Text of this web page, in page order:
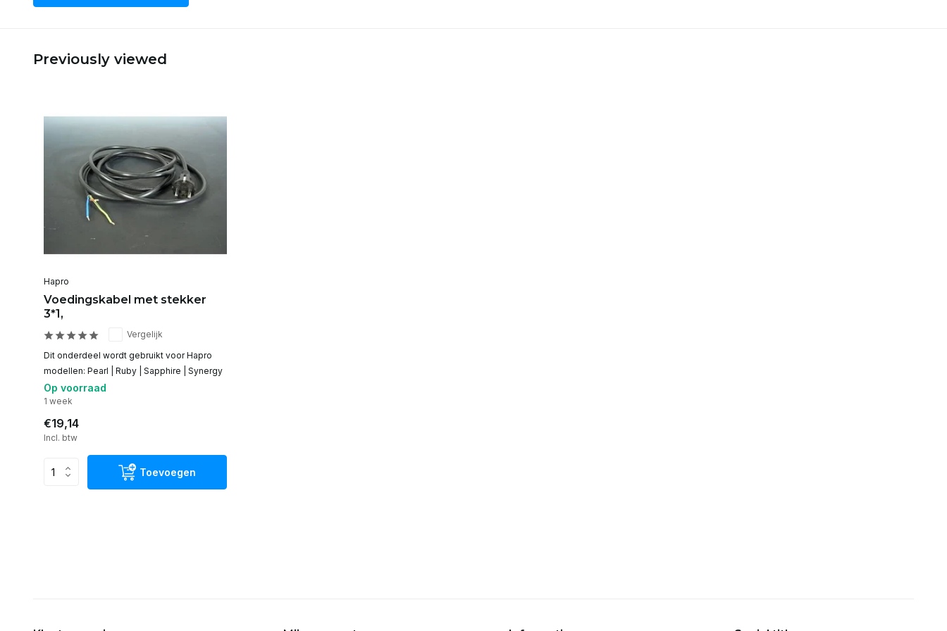
Previously viewed
Hapro
Voedingskabel met stekker
3*1,
Vergelijk
Dit onderdeel wordt gebruikt voor Hapro
modellen: Pearl | Ruby | Sapphire | Synergy
Op voorraad
1 week
€19,14
Incl. btw
Toevoegen